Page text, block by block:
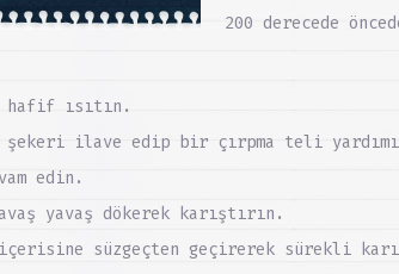
200 derecede
hafif ısıtın.
şekeri ilave edip bir çırpma teli
edin.
yavaş dökerek karıştırın.
süzgeçten geçirerek sürekli